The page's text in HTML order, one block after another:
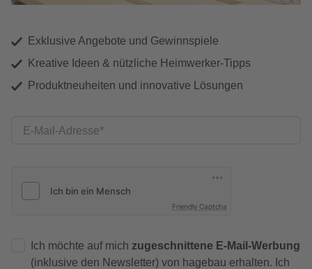
Exklusive Angebote und Gewinnspiele
Kreative Ideen & nützliche Heimwerker-Tipps
Produktneuheiten und innovative Lösungen
E-Mail-Adresse
Friendly Captcha
Ich möchte auf mich zugeschnittene E-Mail-Werbung
(inklusive den Newsletter) von hagebau erhalten. Ich